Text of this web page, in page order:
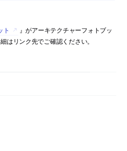
ト
』がアーキテクチャーフォトブッ
はリンク先でご確認ください。